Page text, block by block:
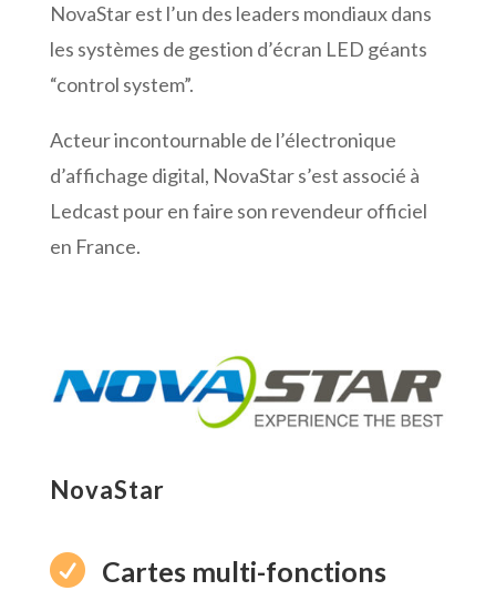
NovaStarest l’un des leaders mondiaux dans
les systèmes de gestion d’écran LED géants
“control system”.
Acteur incontournable de l’électronique
d’affichage digital, NovaStars’est associé à
Ledcast pour en faire son revendeur officiel
en France.
NovaStar
 Cartes multi-fonctions